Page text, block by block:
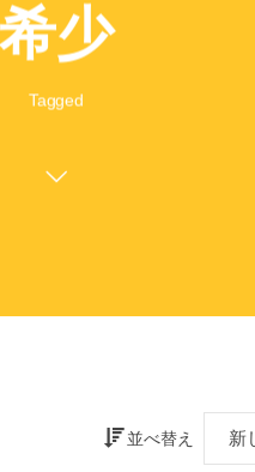
希少
Tagged
並べ替え